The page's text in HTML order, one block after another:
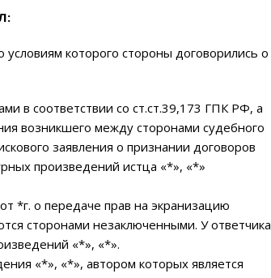
которого стороны договорились о
в соответствии со ст.ст.39,173 ГПК РФ, а
возникшего между сторонами судебного
заявления о признании договоров
произведений истца «*», «*»
*г. о передаче прав на экранизацию
сторонами незаключенными. У ответчика
«*», «*».
«*», «*», автором которых является